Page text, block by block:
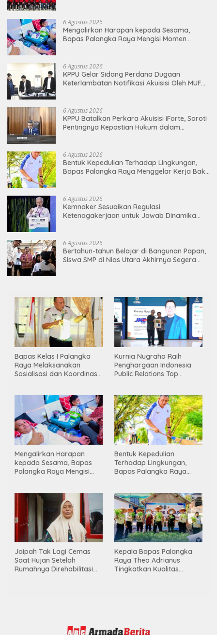
6 Agustus 2026
Mengalirkan Harapan kepada Sesama,
Bapas Palangka Raya Mengisi Momen
6 Agustus 2026
KPPU Gelar Sidang Perdana Dugaan
Keterlambatan Notifikasi Akuisisi Oleh MUFG
6 Agustus 2026
KPPU Batalkan Perkara Akuisisi iForte, Soroti
Pentingnya Kepastian Hukum dalam
6 Agustus 2026
Bentuk Kepedulian Terhadap Lingkungan,
Bapas Palangka Raya Menggelar Kerja Bakti
6 Agustus 2026
Kemnaker Sesuaikan Regulasi
Ketenagakerjaan untuk Jawab Dinamika
6 Agustus 2026
Bertahun-tahun Belajar di Bangunan Papan,
Siswa SMP di Nias Utara Akhirnya Segera
Bapas Kelas I Palangka
Raya Melaksanakan
Sosialisasi dan Koordinasi
Kurnia Nugraha Raih
Penghargaan Indonesia
Public Relations Top
Mengalirkan Harapan
kepada Sesama, Bapas
Palangka Raya Mengisi
Bentuk Kepedulian
Terhadap Lingkungan,
Bapas Palangka Raya
ke-81
Jaipah Tak Lagi Cemas
Saat Hujan Setelah
Rumahnya Direhabilitasi
Kepala Bapas Palangka
Raya Theo Adrianus
Tingkatkan Kualitas